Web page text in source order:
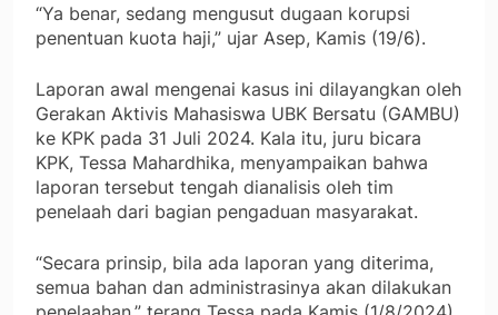
“Ya benar, sedang mengusut dugaan korupsi
penentuan kuota haji,” ujar Asep, Kamis (19/6).
Laporan awal mengenai kasus ini dilayangkan oleh
Gerakan Aktivis Mahasiswa UBK Bersatu (GAMBU)
ke KPK pada 31 Juli 2024. Kala itu, juru bicara
KPK, Tessa Mahardhika, menyampaikan bahwa
laporan tersebut tengah dianalisis oleh tim
penelaah dari bagian pengaduan masyarakat.
“Secara prinsip, bila ada laporan yang diterima,
semua bahan dan administrasinya akan dilakukan